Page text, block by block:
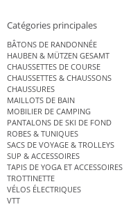
Catégories principales
BÂTONS DE RANDONNÉE
HAUBEN & MÜTZEN GESAMT
CHAUSSETTES DE COURSE
CHAUSSETTES & CHAUSSONS
CHAUSSURES
MAILLOTS DE BAIN
MOBILIER DE CAMPING
PANTALONS DE SKI DE FOND
ROBES & TUNIQUES
SACS DE VOYAGE & TROLLEYS
SUP & ACCESSOIRES
TAPIS DE YOGA ET ACCESSOIRES
TROTTINETTE
VÉLOS ÉLECTRIQUES
VTT